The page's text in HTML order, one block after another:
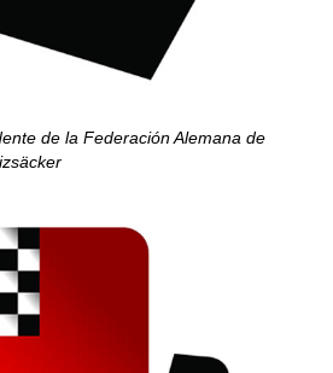
de la Federación Alemana de